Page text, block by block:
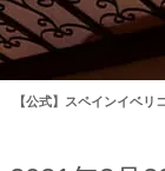
【公式】スペインイベリ